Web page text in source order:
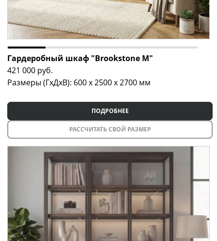
Гардеробный шкаф "Brookstone M"
421 000 руб.
Размеры (ГxДxВ): 600 x 2500 x 2700 мм
ПОДРОБНЕЕ
РАССЧИТАТЬ СВОЙ РАЗМЕР